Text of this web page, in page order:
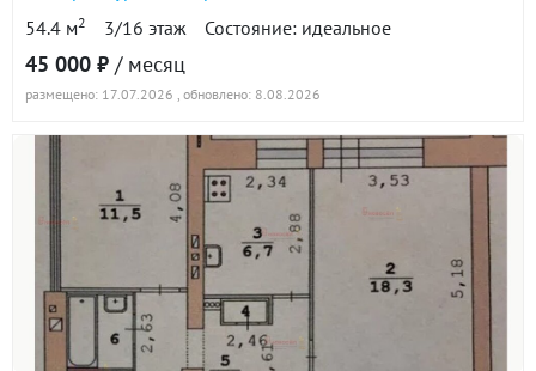
54.4 м2 3/16 этаж Состояние: идеальное
45 000 ₽ / месяц
размещено: 17.07.2026 , обновлено: 8.08.2026